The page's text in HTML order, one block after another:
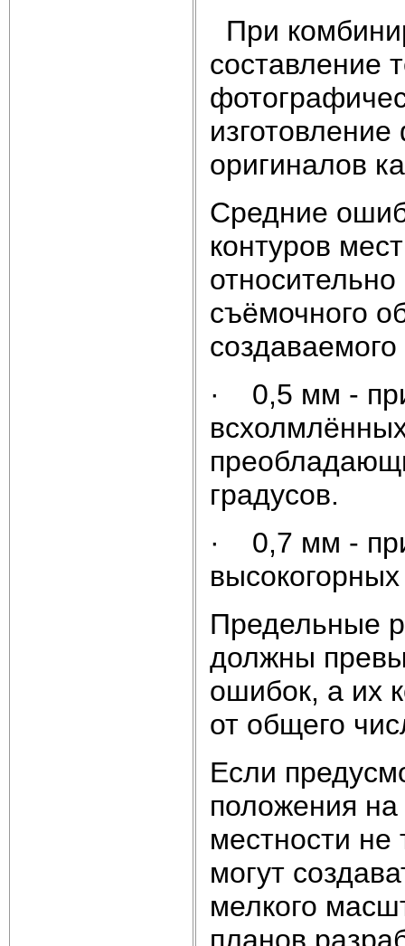
При
составление
оригиналов
Средние
контуров
съёмочного
· 0,5 мм -
градусов.
· 0,7 мм -
Предельные
должны
ошибок, а их
от общего
Если
положения
местности не
могут
мелкого
планов